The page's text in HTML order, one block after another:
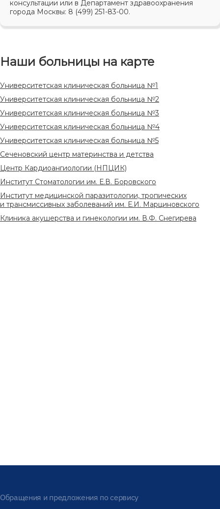
консультации или в Департамент здравоохранения
города Москвы: 8 (499) 251-83-00.
Наши больницы на карте
Университетская клиническая больница №1
Университетская клиническая больница №2
Университетская клиническая больница №3
Университетская клиническая больница №4
Университетская клиническая больница №5
Сеченовский центр материнства и детства
Центр Кардиоангиологии (НПЦИК)
Институт Стоматологии им. Е.В. Боровского
Институт медицинской паразитологии, тропических
и трансмиссивных заболеваний им. Е.И. Марциновского
Клиника акушерства и гинекологии им. В.Ф. Снегирева
Обращения и предложения по сервису